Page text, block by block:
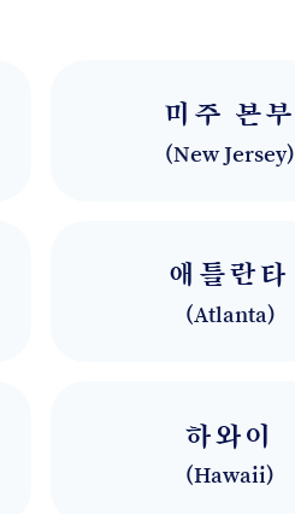
미주 본부
(New Jersey)
애틀란타
(Atlanta)
하와이
(Hawaii)